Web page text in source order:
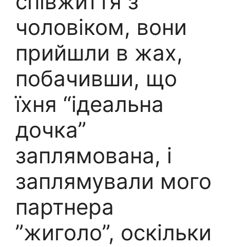
чоловіком, вони
прийшли в жах,
побачивши, що
їхня “ідеальна
дочка”
заплямована, і
заплямували мого
партнера
”жиголо”, оскільки